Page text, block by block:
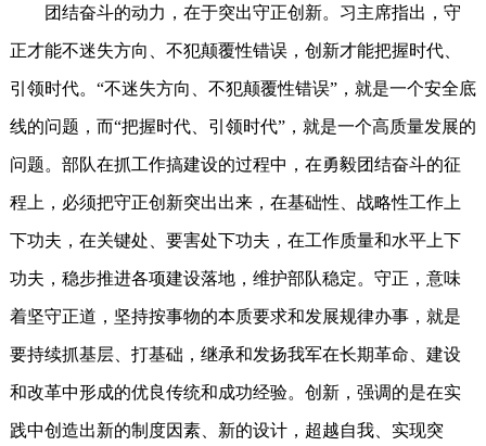
团结奋斗的动力，在于突出守正创新。习主席指出，守
正才能不迷失方向、不犯颠覆性错误，创新才能把握时代、
引领时代。“不迷失方向、不犯颠覆性错误”，就是一个安全底
线的问题，而“把握时代、引领时代”，就是一个高质量发展的
问题。部队在抓工作搞建设的过程中，在勇毅团结奋斗的征
程上，必须把守正创新突出出来，在基础性、战略性工作上
下功夫，在关键处、要害处下功夫，在工作质量和水平上下
功夫，稳步推进各项建设落地，维护部队稳定。守正，意味
着坚守正道，坚持按事物的本质要求和发展规律办事，就是
要持续抓基层、打基础，继承和发扬我军在长期革命、建设
和改革中形成的优良传统和成功经验。创新，强调的是在实
践中创造出新的制度因素、新的设计，超越自我、实现突